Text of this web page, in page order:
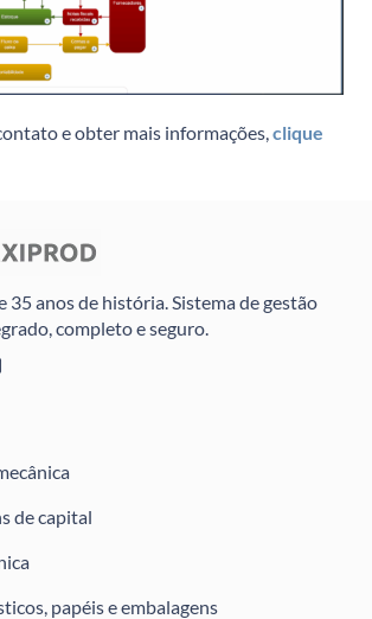
e obter mais informações,clique
35 anos de história. Sistema de gestão
completo e seguro.
de capital
papéis e embalagens